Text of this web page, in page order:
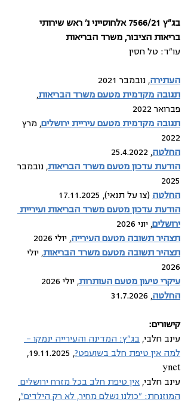
בג"ץ 7566/21 אלחוסייני נ' ראש שירותי
בריאות הציבור, משרד הבריאות
עו"ד: טל חסין
העתירה, נובמבר 2021
תגובה מקדמית מטעם משרד הבריאות,
פברואר 2022
תגובה מקדמית מטעם עיריית ירושלים, מרץ
2022
החלטה, 25.4.2022
הודעת עדכון מטעם משרד הבריאות, נובמבר
2025
החלטה (צו על תנאי), 17.11.2025
הודעת עדכון מטעם משרד הבריאות ועיריית
ירושלים, יוני 2026
תצהיר תשובה מטעם העירייה, יולי 2026
תצהיר תשובה מטעם משרד הבריאות, יולי
2026
עיקרי טיעון מטעם העותרות, יולי 2026
החלטה, 31.7.2026
קישורים:
עינב חלבי, בג"ץ: המדינה והעירייה ינמקו -
למה אין טיפת חלב בשועפט?
, 19.11.2025,
ynet
עינב חלבי, אין טיפת חלב בכל מזרח ירושלים
המוזנחת: "כולנו נשלם מחיר, לא רק הילדים",